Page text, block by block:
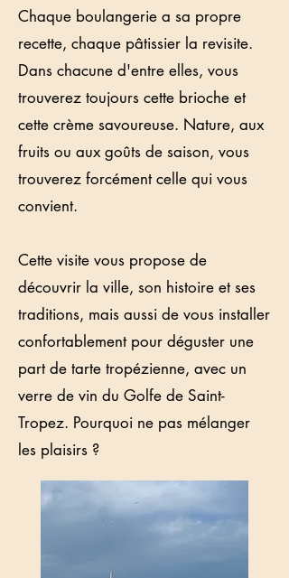
Chaque boulangerie a sa propre
recette, chaque pâtissier la revisite.
Dans chacune d'entre elles, vous
trouverez toujours cette brioche et
cette crème savoureuse. Nature, aux
fruits ou aux goûts de saison, vous
trouverez forcément celle qui vous
convient.
Cette visite vous propose de
découvrir la ville, son histoire et ses
traditions, mais aussi de vous installer
confortablement pour déguster une
part de tarte tropézienne, avec un
verre de vin du Golfe de Saint-
Tropez. Pourquoi ne pas mélanger
les plaisirs ?